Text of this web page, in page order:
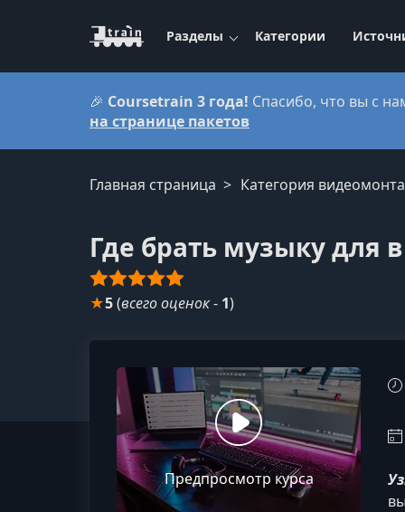
Разделы Категории
🎉 Coursetrain 3 года! Спасибо, что вы с
на странице пакетов
Главная страница Категория
Где брать музыку для
★5(всего оценок- 1)
Предпросмотр курса